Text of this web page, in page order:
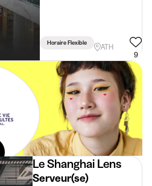
Horaire Flexible
ATH
9
Le Shanghai Lens
Serveur(se)